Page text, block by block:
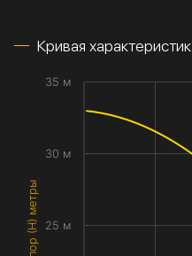
Кривая характеристик
Напор (H) метры 25 м
30 м
35 м